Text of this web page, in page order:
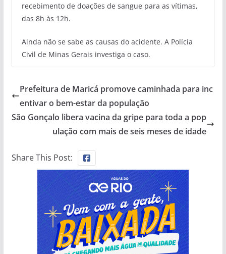
recebimento de doações de sangue para as vítimas,
das 8h às 12h.
Ainda não se sabe as causas do acidente. A Polícia
Civil de Minas Gerais investiga o caso.
Prefeitura de Maricá promove caminhada para inc
entivar o bem-estar da população
São Gonçalo libera vacina da gripe para toda a pop
ulação com mais de seis meses de idade
Share This Post: